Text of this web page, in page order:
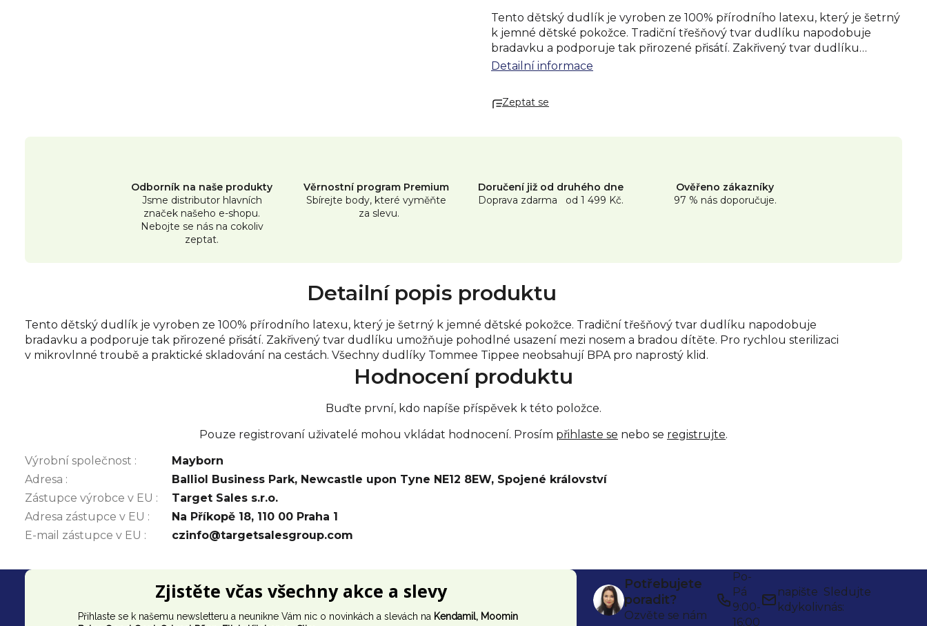
Tento dětský dudlík je vyroben ze 100% přírodního latexu, který je šetrný
k jemné dětské pokožce. Tradiční třešňový tvar dudlíku napodobuje
bradavku a podporuje tak přirozené přisátí. Zakřivený tvar dudlíku
umožňuje pohodlné usazení mezi nosem a bradou dítěte. Pro rychlou
Detailní informace
Zeptat se
Odborník na naše produkty
Jsme distributor hlavních
značek našeho e-shopu.
Nebojte se nás na cokoliv
zeptat.
Věrnostní program Premium
Sbírejte body, které vyměňte
za slevu.
Doručení již od druhého dne
Doprava zdarma od 1 499 Kč.
Ověřeno zákazníky
97 % nás doporučuje.
Detailní popis produktu
Tento dětský dudlík je vyroben ze 100% přírodního latexu, který je šetrný k jemné dětské pokožce. Tradiční třešňový tvar dudlíku napodobuje
bradavku a podporuje tak přirozené přisátí. Zakřivený tvar dudlíku umožňuje pohodlné usazení mezi nosem a bradou dítěte. Pro rychlou sterilizaci
v mikrovlnné troubě a praktické skladování na cestách. Všechny dudlíky Tommee Tippee neobsahují BPA pro naprostý klid.
Hodnocení produktu
Buďte první, kdo napíše příspěvek k této položce.
Pouze registrovaní uživatelé mohou vkládat hodnocení. Prosím přihlaste se nebo se registrujte.
Výrobní společnost :
Mayborn
Adresa :
Balliol Business Park, Newcastle upon Tyne NE12 8EW, Spojené království
Zástupce výrobce v EU :
Target Sales s.r.o.
Adresa zástupce v EU :
Na Příkopě 18, 110 00 Praha 1
E-mail zástupce v EU : czinfo@targetsalesgroup.com
Zjistěte včas všechny akce a slevy
Přihlaste se k našemu newsletteru a neunikne Vám nic o novinkách a slevách na Kendamil, Moomin
Potřebujete
poradit?
Ozvěte se nám
Po-
Pá
9:00-
16:00
napište
kdykoliv
Sledujte
nás: